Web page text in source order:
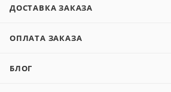
ДОСТАВКА ЗАКАЗА
ОПЛАТА ЗАКАЗА
БЛОГ